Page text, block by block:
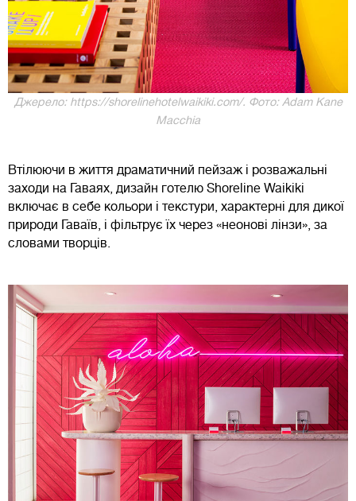
Джерело: https://shorelinehotelwaikiki.com/. Фото: Adam Kane
Macchia
Втілюючи в життя драматичний пейзаж і розважальні
заходи на Гаваях, дизайн готелю Shoreline Waikiki
включає в себе кольори і текстури, характерні для дикої
природи Гаваїв, і фільтрує їх через «неонові лінзи», за
словами творців.